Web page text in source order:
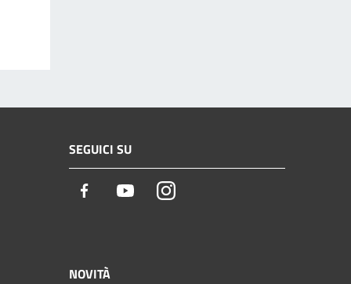
SEGUICI SU
Facebook YoutubeInstagram
NOVITÀ